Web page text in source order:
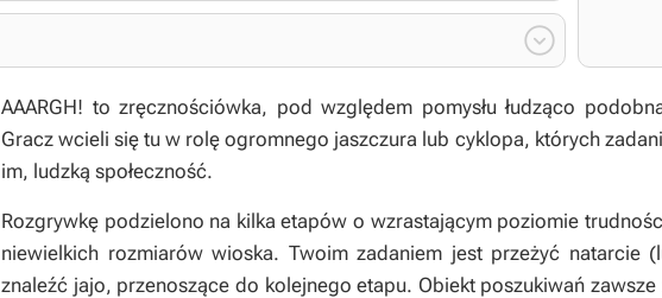

AAARGH! to zręcznościówka, pod względem pomysłu łudząco
Gracz wcieli się tu w rolę ogromnego jaszczura lub cyklopa, których
im, ludzką społeczność.
Rozgrywkę podzielono na kilka etapów o wzrastającym poziomie
niewielkich rozmiarów wioska. Twoim zadaniem jest przeżyć natarcie
znaleźć jajo, przenoszące do kolejnego etapu. Obiekt poszukiwań